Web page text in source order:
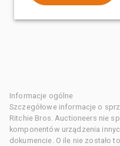
Informacje ogólne
Szczegółowe informacje o
Ritchie Bros. Auctioneers nie
komponentów urządzenia
dokumencie. O ile nie zostało